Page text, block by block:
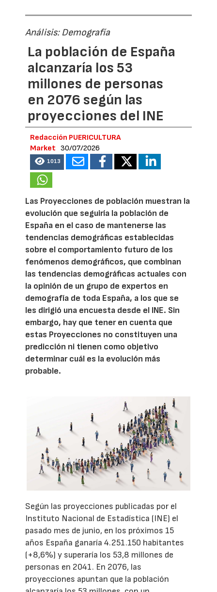
Análisis: Demografía
La población de España
alcanzaría los 53
millones de personas
en 2076 según las
proyecciones del INE
Redacción PUERICULTURA
Market
30/07/2026
1013
Las Proyecciones de población muestran la
evolución que seguiría la población de
España en el caso de mantenerse las
tendencias demográficas establecidas
sobre el comportamiento futuro de los
fenómenos demográficos, que combinan
las tendencias demográficas actuales con
la opinión de un grupo de expertos en
demografía de toda España, a los que se
les dirigió una encuesta desde el INE. Sin
embargo, hay que tener en cuenta que
estas Proyecciones no constituyen una
predicción ni tienen como objetivo
determinar cuál es la evolución más
probable.
Según las proyecciones publicadas por el
Instituto Nacional de Estadística (INE) el
pasado mes de junio, en los próximos 15
años España ganaría 4.251.150 habitantes
(+8,6%) y superaría los 53,8 millones de
personas en 2041. En 2076, las
proyecciones apuntan que la población